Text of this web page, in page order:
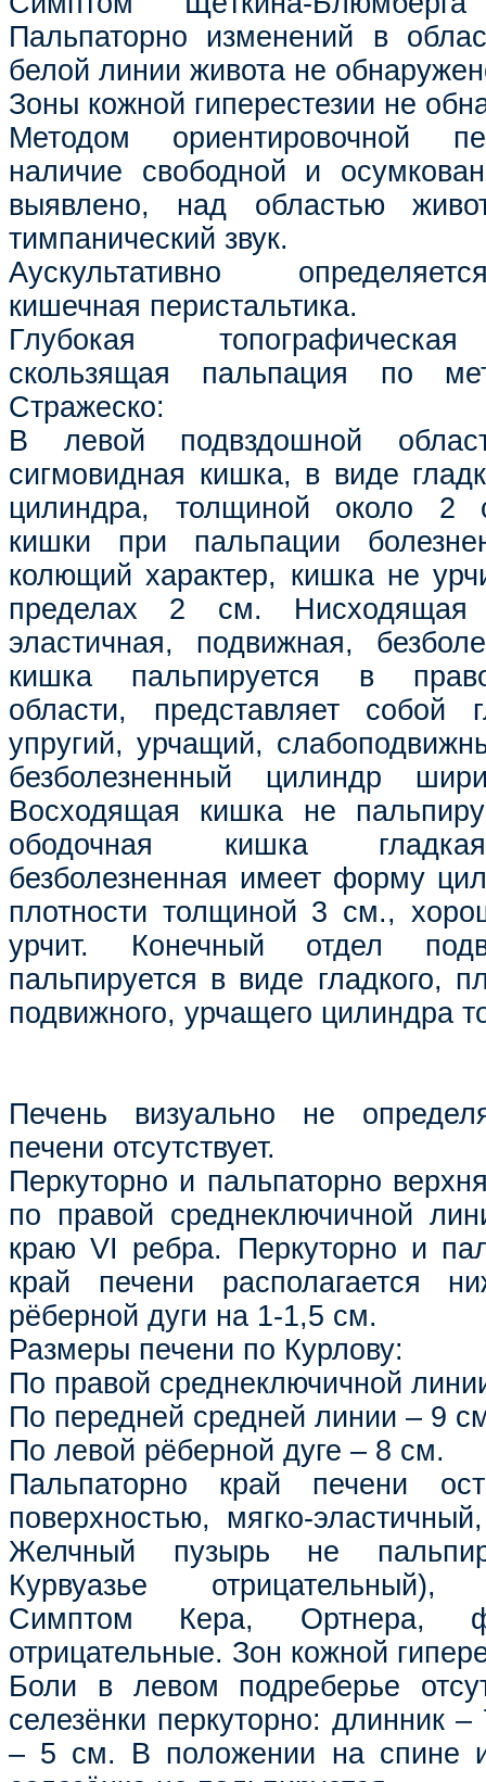
Пальпаторно изменений в
белой линии живота не
Зоны кожной гиперестезии не
Методом ориентировочной
наличие свободной и
выявлено, над областью
тимпанический звук.
Аускультативно
кишечная перистальтика.
Глубокая
скользящая пальпация по
Стражеско:
В левой подвздошной
сигмовидная кишка, в виде
цилиндра, толщиной около 2
кишки при пальпации
колющий характер, кишка не
пределах 2 см. Нисходящая
эластичная, подвижная,
кишка пальпируется в
области, представляет собой
упругий, урчащий,
безболезненный цилиндр
Восходящая кишка не
ободочная кишка
безболезненная имеет форму
плотности толщиной 3 см.,
урчит. Конечный отдел
пальпируется в виде гладкого,
подвижного, урчащего цилиндра
Печень визуально не
печени отсутствует.
Перкуторно и пальпаторно
по правой среднеключичной
краю VI ребра. Перкуторно и
край печени располагается
рёберной дуги на 1-1,5 см.
Размеры печени по Курлову:
По правой среднеключичной
По передней средней линии – 9
По левой рёберной дуге – 8 см.
Пальпаторно край печени
поверхностью, мягко-
Желчный пузырь не
Курвуазье отрицательный),
Симптом Кера, Ортнера,
отрицательные. Зон кожной
Боли в левом подреберье
селезёнки перкуторно: длинник
– 5 см. В положении на спине